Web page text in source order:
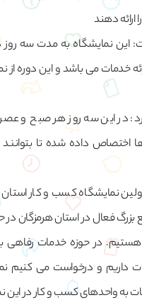
دهند
این نمایشگاه به مدت سه
خدمات می باشد و این دوره از
در این سه روز هر صبح و عصر
اختصاص داده شده تا
اولین نمایشگاه کسب و کار
بزرگ فعال در استان هرمزگان
هستیم. در حوزه خدمات رفاهی
داریم و درخواست می کنیم
به واحدهای کسب و کار در این